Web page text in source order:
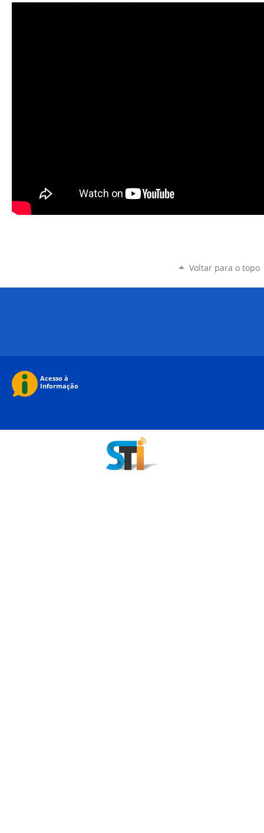
Voltar para o topo